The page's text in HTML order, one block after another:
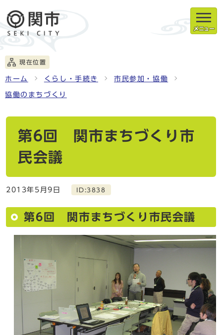
メニュー
現在位置
ホーム くらし・手続き 市民参加・協働
協働のまちづくり
第6回 関市まちづくり市
民会議
2013年5月9日 ID:3838
第6回 関市まちづくり市民会議